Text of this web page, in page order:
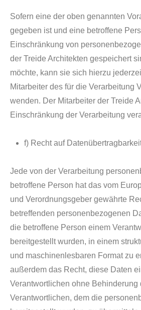
Sofern eine der oben genannten
gegeben ist und eine betroffene
Einschränkung von
der Treide Architekten gespeichert
möchte, kann sie sich hierzu
Mitarbeiter des für die Verarbeitung
wenden. Der Mitarbeiter der Treide
Einschränkung der Verarbeitung
f) Recht auf
Jede von der Verarbeitung
betroffene Person hat das vom
und Verordnungsgeber gewährte
betreffenden personenbezogenen
die betroffene Person einem
bereitgestellt wurden, in einem
und maschinenlesbaren Format zu
außerdem das Recht, diese Daten
Verantwortlichen ohne Behinderung
Verantwortlichen, dem die